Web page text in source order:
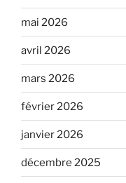
mai 2026
avril 2026
mars 2026
février 2026
janvier 2026
décembre 2025